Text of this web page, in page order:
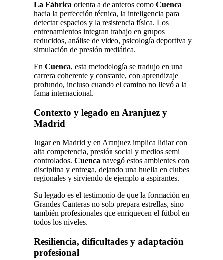
La Fábrica orienta a delanteros como Cuenca
hacia la perfección técnica, la inteligencia para
detectar espacios y la resistencia física. Los
entrenamientos integran trabajo en grupos
reducidos, análise de video, psicología deportiva y
simulación de presión mediática.
En Cuenca, esta metodología se tradujo en una
carrera coherente y constante, con aprendizaje
profundo, incluso cuando el camino no llevó a la
fama internacional.
Contexto y legado en Aranjuez y
Madrid
Jugar en Madrid y en Aranjuez implica lidiar con
alta competencia, presión social y medios semi
controlados. Cuenca navegó estos ambientes con
disciplina y entrega, dejando una huella en clubes
regionales y sirviendo de ejemplo a aspirantes.
Su legado es el testimonio de que la formación en
Grandes Canteras no solo prepara estrellas, sino
también profesionales que enriquecen el fútbol en
todos los niveles.
Resiliencia, dificultades y adaptación
profesional